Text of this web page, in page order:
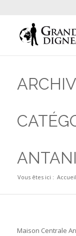
Vous êtes ici : Accueil
Maison Centrale